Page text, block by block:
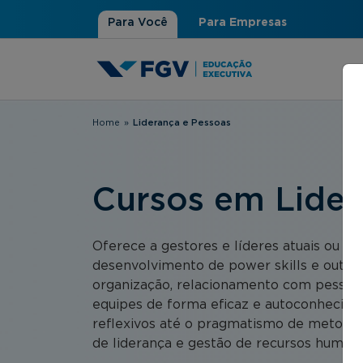
Para Você Para Empresas
Você está aqui
Home » Liderança e Pessoas
Cursos em
Oferece a gestores e líderes atuais ou
desenvolvimento de power skills e
organização, relacionamento com
equipes de forma eficaz e
reflexivos até o pragmatismo de
de liderança e gestão de recursos